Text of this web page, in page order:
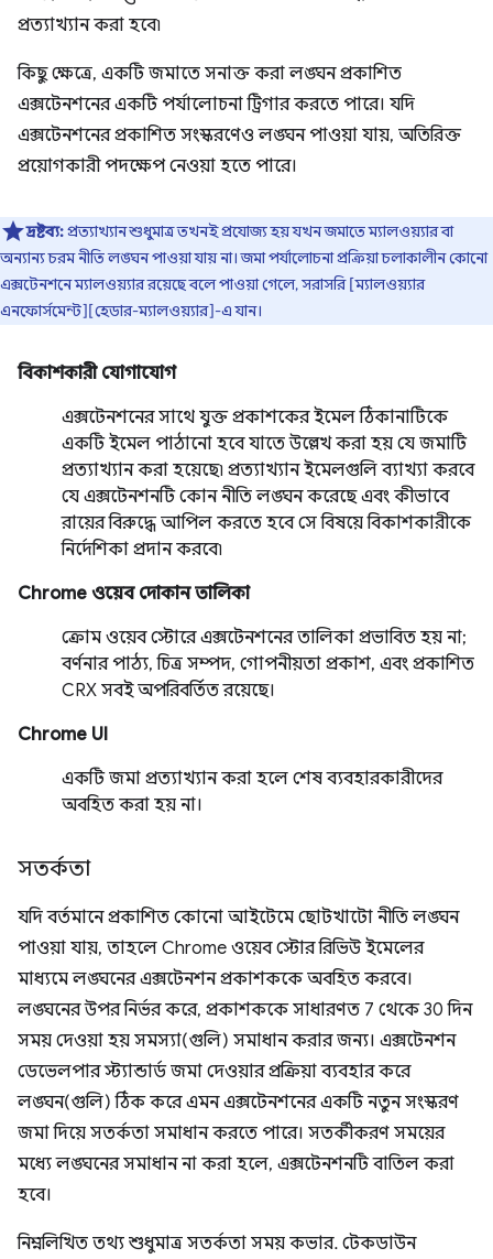
প্রত্যাখ্যান করা হবে৷
কিছু ক্ষেত্রে, একটি জমাতে সনাক্ত করা লঙ্ঘন প্রকাশিত
এক্সটেনশনের একটি পর্যালোচনা ট্রিগার করতে পারে। যদি
এক্সটেনশনের প্রকাশিত সংস্করণেও লঙ্ঘন পাওয়া যায়, অতিরিক্ত
প্রয়োগকারী পদক্ষেপ নেওয়া হতে পারে।
দ্রষ্টব্য:প্রত্যাখ্যান শুধুমাত্র তখনই প্রযোজ্য হয় যখন জমাতে ম্যালওয়্যার বা
অন্যান্য চরম নীতি লঙ্ঘন পাওয়া যায় না। জমা পর্যালোচনা প্রক্রিয়া চলাকালীন কোনো
এক্সটেনশনে ম্যালওয়্যার রয়েছে বলে পাওয়া গেলে, সরাসরি [ম্যালওয়্যার
এনফোর্সমেন্ট][হেডার-ম্যালওয়্যার]-এ যান।
বিকাশকারী যোগাযোগ
এক্সটেনশনের সাথে যুক্ত প্রকাশকের ইমেল ঠিকানাটিকে
একটি ইমেল পাঠানো হবে যাতে উল্লেখ করা হয় যে জমাটি
প্রত্যাখ্যান করা হয়েছে৷ প্রত্যাখ্যান ইমেলগুলি ব্যাখ্যা করবে
যে এক্সটেনশনটি কোন নীতি লঙ্ঘন করেছে এবং কীভাবে
রায়ের বিরুদ্ধে আপিল করতে হবে সে বিষয়ে বিকাশকারীকে
নির্দেশিকা প্রদান করবে৷
Chrome ওয়েব দোকান তালিকা
ক্রোম ওয়েব স্টোরে এক্সটেনশনের তালিকা প্রভাবিত হয় না;
বর্ণনার পাঠ্য, চিত্র সম্পদ, গোপনীয়তা প্রকাশ, এবং প্রকাশিত
CRX সবই অপরিবর্তিত রয়েছে।
Chrome UI
একটি জমা প্রত্যাখ্যান করা হলে শেষ ব্যবহারকারীদের
অবহিত করা হয় না।
সতর্কতা
যদি বর্তমানে প্রকাশিত কোনো আইটেমে ছোটখাটো নীতি লঙ্ঘন
পাওয়া যায়, তাহলে Chrome ওয়েব স্টোর রিভিউ ইমেলের
মাধ্যমে লঙ্ঘনের এক্সটেনশন প্রকাশককে অবহিত করবে।
লঙ্ঘনের উপর নির্ভর করে, প্রকাশককে সাধারণত 7 থেকে 30 দিন
সময় দেওয়া হয় সমস্যা(গুলি) সমাধান করার জন্য। এক্সটেনশন
ডেভেলপার স্ট্যান্ডার্ড জমা দেওয়ার প্রক্রিয়া ব্যবহার করে
লঙ্ঘন(গুলি) ঠিক করে এমন এক্সটেনশনের একটি নতুন সংস্করণ
জমা দিয়ে সতর্কতা সমাধান করতে পারে। সতর্কীকরণ সময়ের
মধ্যে লঙ্ঘনের সমাধান না করা হলে, এক্সটেনশনটি বাতিল করা
হবে।
নিম্নলিখিত তথ্য শুধুমাত্র সতর্কতা সময় কভার. টেকডাউন